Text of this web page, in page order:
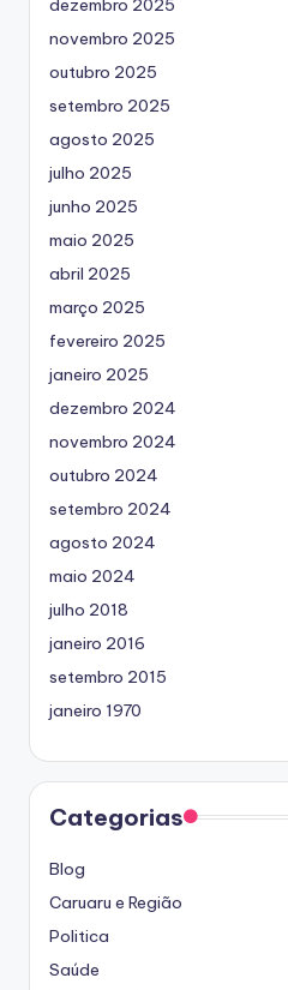
dezembro 2025
novembro 2025
outubro 2025
setembro 2025
agosto 2025
julho 2025
junho 2025
maio 2025
abril 2025
março 2025
fevereiro 2025
janeiro 2025
dezembro 2024
novembro 2024
outubro 2024
setembro 2024
agosto 2024
maio 2024
julho 2018
janeiro 2016
setembro 2015
janeiro 1970
Categorias
Blog
Caruaru e Região
Politica
Saúde